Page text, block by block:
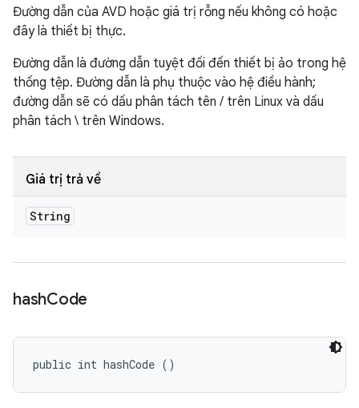
Đường dẫn của AVD hoặc giá trị rỗng nếu không có hoặc
đây là thiết bị thực.
Đường dẫn là đường dẫn tuyệt đối đến thiết bị ảo trong hệ
thống tệp. Đường dẫn là phụ thuộc vào hệ điều hành;
đường dẫn sẽ có dấu phân tách tên / trên Linux và dấu
phân tách \ trên Windows.
Giá trị trả về
String
hashCode
public int hashCode ()